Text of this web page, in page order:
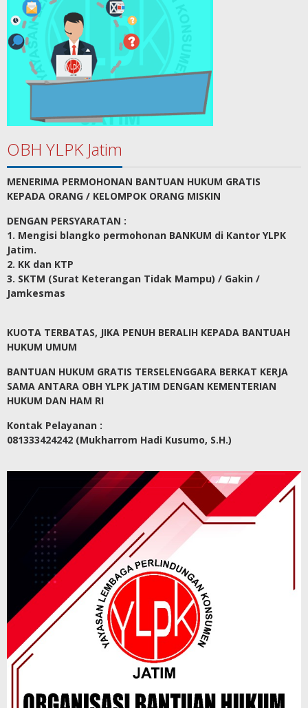
OBH YLPK Jatim
MENERIMA PERMOHONAN BANTUAN HUKUM GRATIS
KEPADA ORANG / KELOMPOK ORANG MISKIN
DENGAN PERSYARATAN :
1. Mengisi blangko permohonan BANKUM di Kantor YLPK
Jatim.
2. KK dan KTP
3. SKTM (Surat Keterangan Tidak Mampu) / Gakin /
Jamkesmas
KUOTA TERBATAS, JIKA PENUH BERALIH KEPADA BANTUAH
HUKUM UMUM
BANTUAN HUKUM GRATIS TERSELENGGARA BERKAT KERJA
SAMA ANTARA OBH YLPK JATIM DENGAN KEMENTERIAN
HUKUM DAN HAM RI
Kontak Pelayanan :
081333424242 (Mukharrom Hadi Kusumo, S.H.)